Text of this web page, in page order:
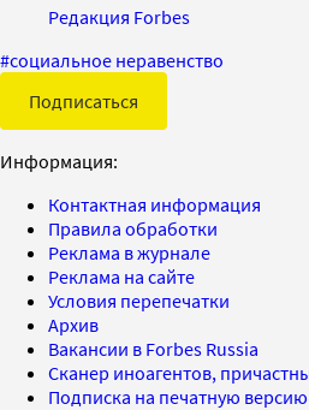
Редакция Forbes
#социальное неравенство
Подписаться
Информация:
Контактная информация
Правила обработки
Реклама в журнале
Реклама на сайте
Условия перепечатки
Архив
Вакансии в Forbes Russia
Сканер иноагентов,
Подписка на печатную